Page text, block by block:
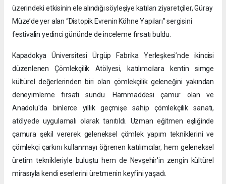
üzerindeki etkisinin ele alındığı söyleşiye katılan ziyaretçiler, Güray
Müze’de yer alan “Distopik Evrenin Köhne Yapıları” sergisini
festivalin yedinci gününde de inceleme fırsatı buldu.
Kapadokya Üniversitesi Ürgüp Fabrika Yerleşkesi’nde ikincisi
düzenlenen Çömlekçilik Atölyesi, katılımcılara kentin simge
kültürel değerlerinden biri olan çömlekçilik geleneğini yakından
deneyimleme fırsatı sundu. Hammaddesi çamur olan ve
Anadolu'da binlerce yıllık geçmişe sahip çömlekçilik sanatı,
atölyede uygulamalı olarak tanıtıldı. Uzman eğitmen eşliğinde
çamura şekil vererek geleneksel çömlek yapım tekniklerini ve
çömlekçi çarkını kullanmayı öğrenen katılımcılar, hem geleneksel
üretim teknikleriyle buluştu hem de Nevşehir'in zengin kültürel
mirasıyla kendi eserlerini üretmenin keyfini yaşadı.